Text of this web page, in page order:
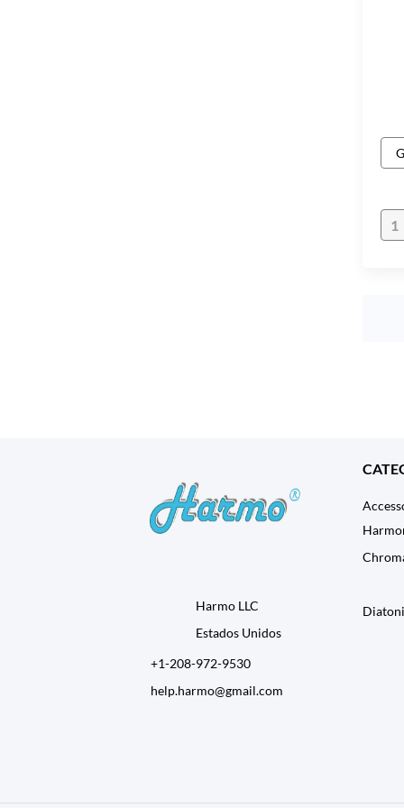
Harmo LLC
Estados Unidos
+1-208-972-9530
help.harmo@gmail.com